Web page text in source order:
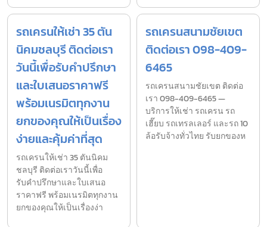
รถเครนให้เช่า 35 ตัน
นิคมชลบุรี ติดต่อเรา
วันนี้เพื่อรับคำปรึกษา
และใบเสนอราคาฟรี
พร้อมเนรมิตทุกงาน
ยกของคุณให้เป็นเรื่อง
ง่ายและคุ้มค่าที่สุด
รถเครนให้เช่า 35 ตันนิคม
ชลบุรี ติดต่อเราวันนี้เพื่อ
รับคำปรึกษาและใบเสนอ
ราคาฟรี พร้อมเนรมิตทุกงาน
ยกของคุณให้เป็นเรื่องง่า
รถเครนสนามชัยเขต
ติดต่อเรา 098-409-
6465
รถเครนสนามชัยเขต ติดต่อ
เรา 098-409-6465 —
บริการให้เช่า รถเครน รถ
เฮี๊ยบ รถเทรลเลอร์ และรถ 10
ล้อรับจ้างทั่วไทย รับยกของห